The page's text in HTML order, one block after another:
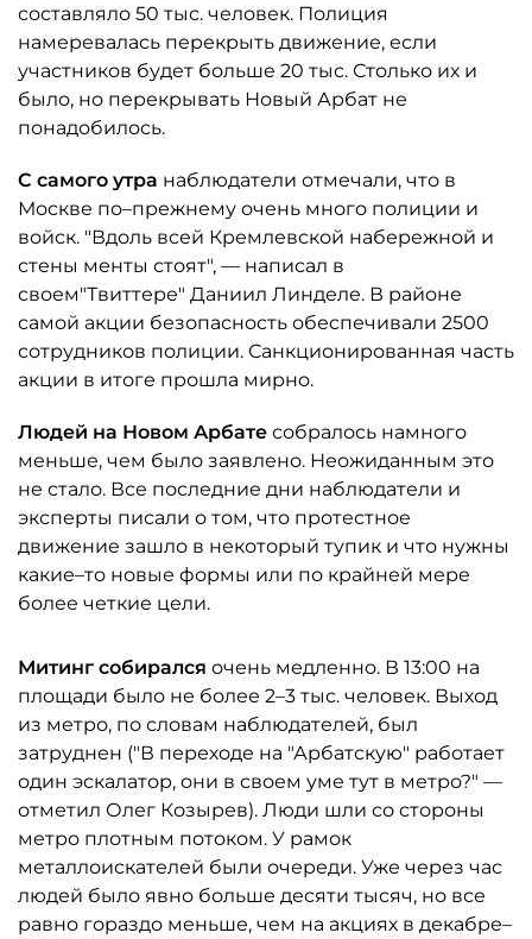
составляло 50 тыс. человек. Полиция
намеревалась перекрыть движение, если
участников будет больше 20 тыс. Столько их и
было, но перекрывать Новый Арбат не
понадобилось.
С самого утра наблюдатели отмечали, что в
Москве по–прежнему очень много полиции и
войск. "Вдоль всей Кремлевской набережной и
стены менты стоят", — написал в
своем"Твиттере" Даниил Линделе. В районе
самой акции безопасность обеспечивали 2500
сотрудников полиции. Санкционированная часть
акции в итоге прошла мирно.
Людей на Новом Арбате собралось намного
меньше, чем было заявлено. Неожиданным это
не стало. Все последние дни наблюдатели и
эксперты писали о том, что протестное
движение зашло в некоторый тупик и что нужны
какие–то новые формы или по крайней мере
более четкие цели.
Митинг собирался очень медленно. В 13:00 на
площади было не более 2–3 тыс. человек. Выход
из метро, по словам наблюдателей, был
затруднен ("В переходе на "Арбатскую" работает
один эскалатор, они в своем уме тут в метро?" —
отметил Олег Козырев). Люди шли со стороны
метро плотным потоком. У рамок
металлоискателей были очереди. Уже через час
людей было явно больше десяти тысяч, но все
равно гораздо меньше, чем на акциях в декабре–